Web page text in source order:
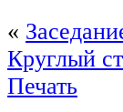
«
Круглый
Печать